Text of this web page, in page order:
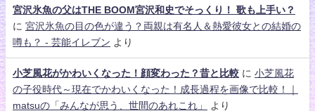
宮沢氷魚の父はTHE BOOM宮沢和史でそっくり！ 歌も上手い？
に 宮沢氷魚の目の色が違う？両親は有名人＆熱愛彼女との結婚の
噂も？ - 芸能イレブン より
小芝風花がかわいくなった！顔変わった？昔と比較 に 小芝風花
の子役時代～現在でかわいくなった！成長過程を画像で比較！｜
matsuの「みんなが思う、世間のあれこれ」
より